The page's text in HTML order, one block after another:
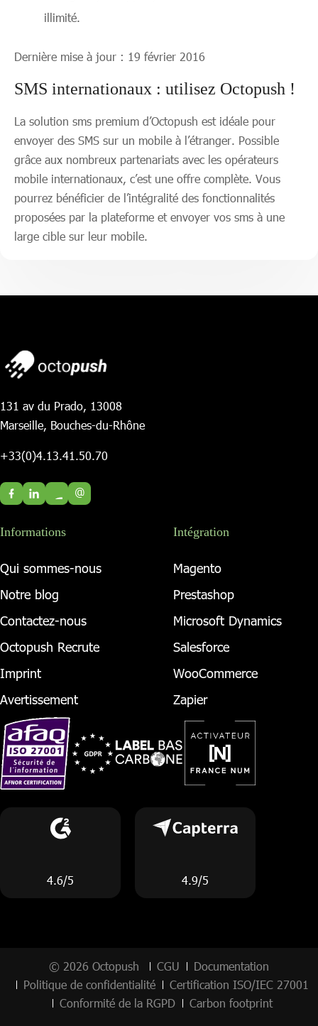
illimité.
Dernière mise à jour : 19 février 2016
SMS internationaux : utilisez Octopush !
La solution sms premium d’Octopush est idéale pour
envoyer des SMS sur un mobile à l’étranger. Possible
grâce aux nombreux partenariats avec les opérateurs
mobile internationaux, c’est une offre complète. Vous
pourrez bénéficier de l’intégralité des fonctionnalités
proposées par la plateforme et envoyer vos sms à une
large cible sur leur mobile.
131 av du Prado, 13008
Marseille, Bouches-du-Rhône
+33(0)4.13.41.50.70
@
Informations
Qui sommes-nous
Notre blog
Contactez-nous
Octopush Recrute
Imprint
Avertissement
Intégration
Magento
Prestashop
Microsoft Dynamics
Salesforce
WooCommerce
Zapier
4.6/5 4.9/5
© 2026 Octopush CGU
Documentation
Politique de confidentialité
Certification ISO/IEC 27001
Conformité de la RGPD
Carbon footprint